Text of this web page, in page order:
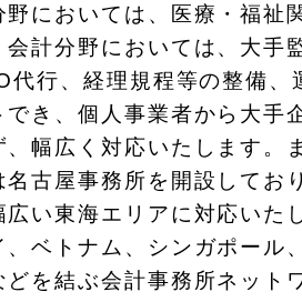
野においては、医療・福祉
会計分野においては、大手
代行、経理規程等の整備、
でき、個人事業者から大手
、幅広く対応いたします。
名古屋事務所を開設してお
広い東海エリアに対応いた
ベトナム、シンガポール
どを結ぶ会計事務所ネット